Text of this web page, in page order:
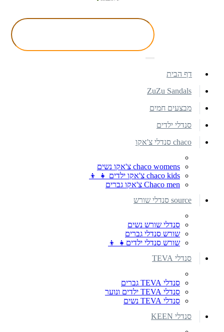
דף הבית
ZuZu Sandals
מבצעים חמים
סנדלי ילדים
chaco סנדלי צ'אקו
chaco womens צ'אקו נשים
chaco kids צ'אקו ילדים 👧 👦
Chaco men צ'אקו גברים
source סנדלי שורש
סנדלי שורש נשים
שורש סנדלי גברים
שורש סנדלי ילדים👧 👦
סנדלי TEVA
סנדלי TEVA גברים
סנדלי TEVA ילדים ונוער
סנדלי TEVA נשים
סנדלי KEEN